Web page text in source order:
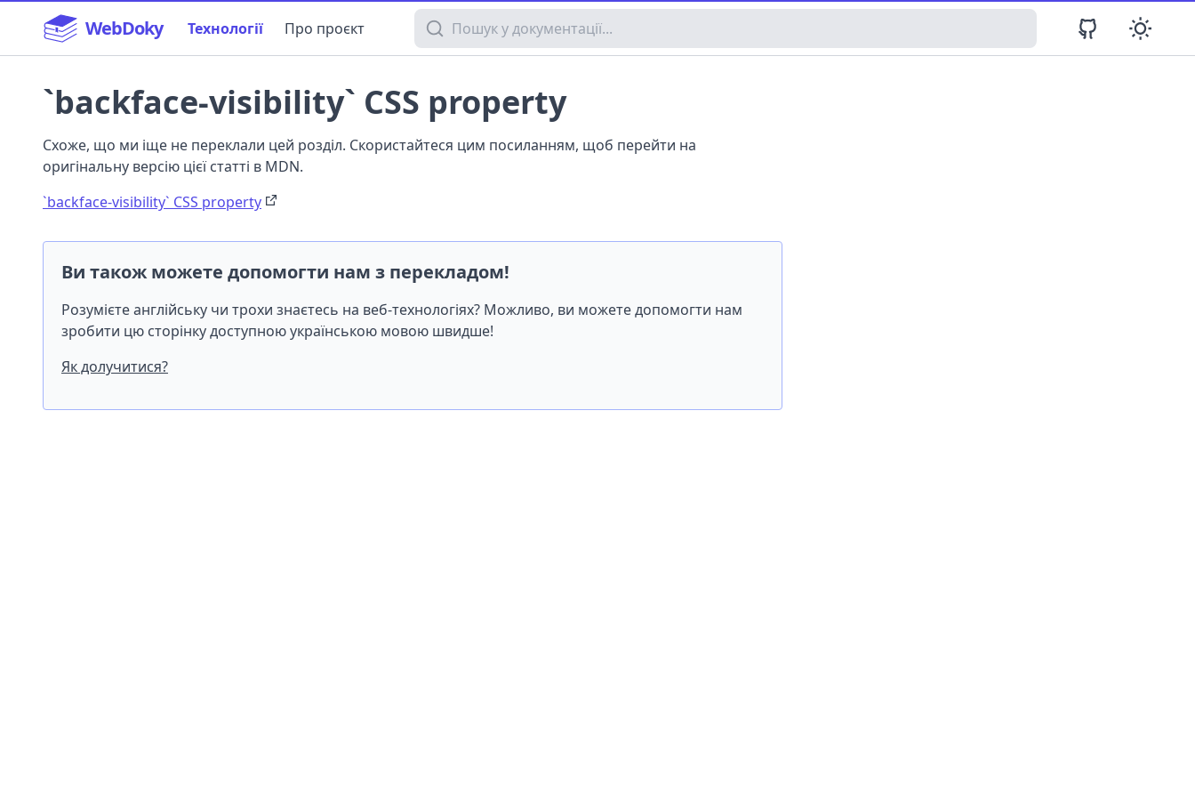
WebDoky Технології Про проєкт Пошук у документації
`backface-visibility` CSS property
Схоже, що ми іще не переклали цей розділ. Скористайтеся цим посиланням, щоб перейти на
оригінальну версію цієї статті в MDN.
`backface-visibility` CSS property
Ви також можете допомогти нам з перекладом!
Розумієте англійську чи трохи знаєтесь на веб-технологіях? Можливо, ви можете допомогти нам
зробити цю сторінку доступною українською мовою швидше!
Як долучитися?